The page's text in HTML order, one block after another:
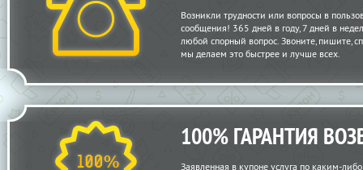
Возникли трудности или вопросы в
сообщения! 365 дней в году, 7 дней в
любой спорный вопрос. Звоните, пишите,
мы делаем это быстрее и лучше всех.
100% ГАРАНТИЯ
Заявленная в купоне услуга по каким-